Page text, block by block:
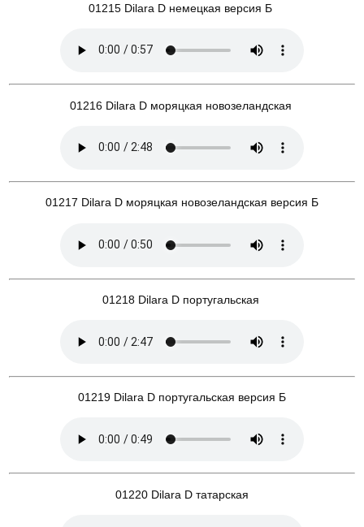
01215 Dilara D немецкая версия Б
01216 Dilara D моряцкая новозеландская
01217 Dilara D моряцкая новозеландская версия Б
01218 Dilara D португальская
01219 Dilara D португальская версия Б
01220 Dilara D татарская